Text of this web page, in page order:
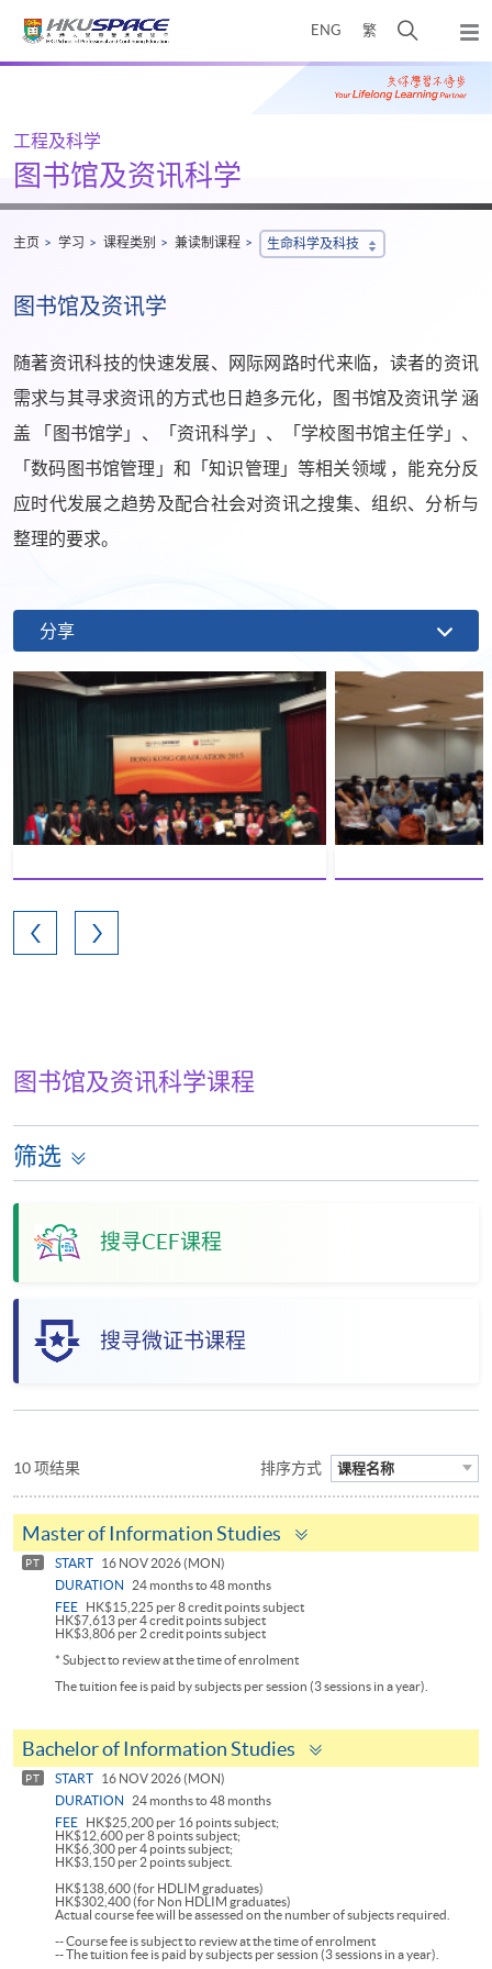
ENG 繁
开
搜
寻
弹
出
主
Main
工程及科学
图书馆及资讯科学
主页 学习 课程类别 兼读制课程 生命科学及科技
图书馆及资讯学
随著资讯科技的快速发展、网际网路时代来临，读者的资讯
需求与其寻求资讯的方式也日趋多元化，图书馆及资讯学 涵
盖 「图书馆学」、「资讯科学」、「学校图书馆主任学」、
「数码图书馆管理」和「知识管理」等相关领域 ，能充分反
应时代发展之趋势及配合社会对资讯之搜集、组织、分析与
整理的要求。
分享
图书馆及资讯科学课程
筛选
搜寻CEF课程
搜寻微证书课程
10 项结果 排序方式 课程名称
Master of Information Studies
panel
PT START
16 NOV 2026 (MON)
DURATION
24 months to 48 months
FEE
HK$15,225 per 8 credit points subject
HK$7,613 per 4 credit points subject
HK$3,806 per 2 credit points subject
* Subject to review at the time of enrolment
The tuition fee is paid by subjects per session (3 sessions in a year).
Bachelor of Information Studies
panel
PT START
16 NOV 2026 (MON)
DURATION
24 months to 48 months
FEE
HK$25,200 per 16 points subject;
HK$12,600 per 8 points subject;
HK$6,300 per 4 points subject;
HK$3,150 per 2 points subject.
HK$138,600 (for HDLIM graduates)
HK$302,400 (for Non HDLIM graduates)
Actual course fee will be assessed on the number of subjects required.
-- Course fee is subject to review at the time of enrolment
-- The tuition fee is paid by subjects per session (3 sessions in a year).